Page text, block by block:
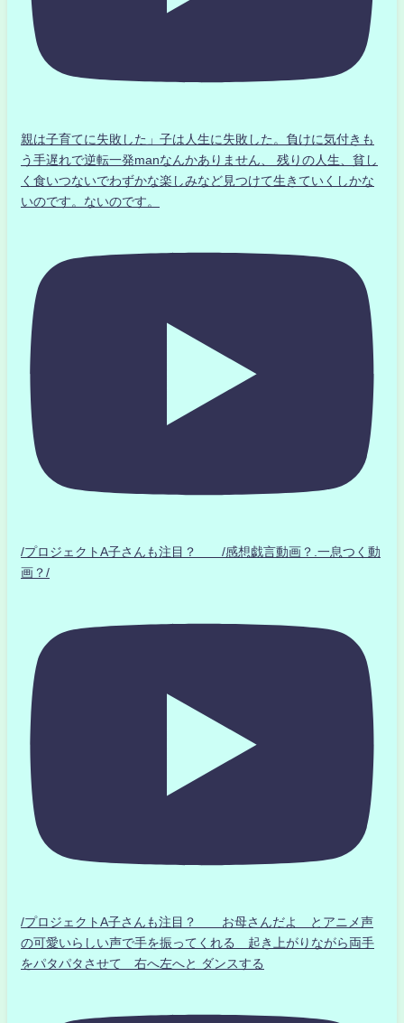
親は子育てに失敗した」子は人生に失敗した。負けに気付きも
う手遅れで逆転一発manなんかありません、 残りの人生、貧し
く食いつないでわずかな楽しみなど見つけて生きていくしかな
いのです。ないのです。
/プロジェクトA子さんも注目？ /感想戯言動画？.一息つく動
画？/
/プロジェクトA子さんも注目？ お母さんだよ とアニメ声
の可愛いらしい声で手を振ってくれる 起き上がりながら両手
をパタパタさせて 右へ左へと ダンスする